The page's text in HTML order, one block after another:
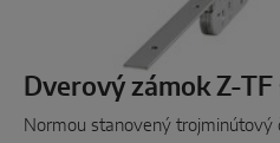
Dverový zámok Z-
Normou stanovený trojminútový